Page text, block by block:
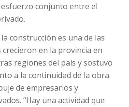
conjunto entre el
construcción es una de las
crecieron en la provincia en
regiones del país y sostuvo
a la continuidad de la obra
de empresarios y
“Hay una actividad que